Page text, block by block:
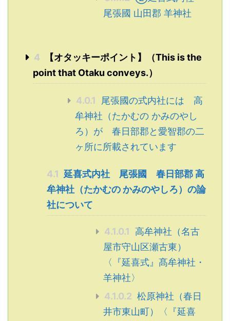
尾張國 山田郡 羊神社
4
【オタッキーポイント】（This is the
point that Otaku conveys.）
4.0.1
尾張國の式内社には 高
牟神社（たかむの かみのやし
ろ）が 春日部郡と愛智郡の二
ヶ所に所載されています
4.1 延喜式内社 尾張國 春日部郡 高
牟神社（たかむの かみのやしろ）の論
社について
4.1.0.1
高牟神社（名古
屋市守山区瀬古東）
〈『延喜式』髙牟神社・
羊神社〉
4.1.0.2 松原神社（春日
井市東山町）〈『延喜